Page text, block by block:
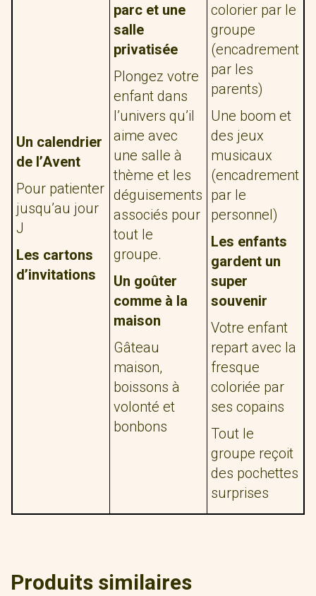
Un calendrier
de l’Avent
Pour patienter
jusqu’au jour
J
Les cartons
d’invitations
parc et une
salle
privatisée
Plongez votre
enfant dans
l’univers qu’il
aime avec
une salle à
thème et les
déguisements
associés pour
tout le
groupe.
Un goûter
comme à la
maison
Gâteau
maison,
boissons à
volonté et
bonbons
colorier par le
groupe
(encadrement
par les
parents)
Une boom et
des jeux
musicaux
(encadrement
par le
personnel)
Les enfants
gardent un
super
souvenir
Votre enfant
repart avec la
fresque
coloriée par
ses copains
Tout le
groupe reçoit
des pochettes
surprises
Produits similaires